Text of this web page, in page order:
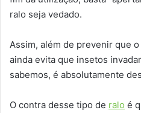
ralo seja vedado.
Assim, além de prevenir que
ainda evita que insetos
sabemos, é absolutamente
O contra desse tipo de ralo é